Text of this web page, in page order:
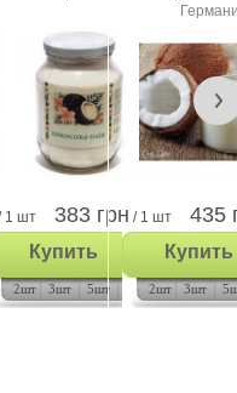
1 шт 383 грн / 1 шт
Купить
2шт 3шт 5шт 10шт
435
Купить
2шт 3шт